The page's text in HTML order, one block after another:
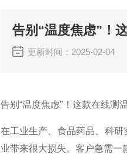
告别“温度焦虑”！
更新时间：2025-02-04
告别“温度焦虑"！这款在线测
在工业生产、食品药品、科
业带来很大损失。客户急需一